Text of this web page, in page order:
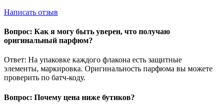
Написать отзыв
Вопрос: Как я могу быть уверен, что получаю
оригинальный парфюм?
Ответ: На упаковке каждого флакона есть защитные
элементы, маркировка. Оригинальность парфюма вы можете
проверить по батч-коду.
Вопрос: Почему цена ниже бутиков?